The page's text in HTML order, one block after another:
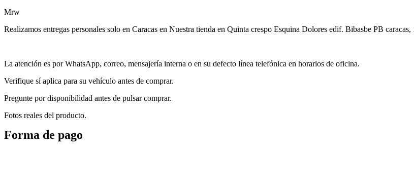
Mrw
Realizamos entregas personales solo en Caracas en Nuestra tienda en Quinta crespo Esquina Dolores edif. Bibasbe PB
La atención es por WhatsApp, correo, mensajería interna o en su defecto línea telefónica en horarios de oficina.
Verifique sí aplica para su vehículo antes de comprar.
Pregunte por disponibilidad antes de pulsar comprar.
Fotos reales del producto.
Forma de pago